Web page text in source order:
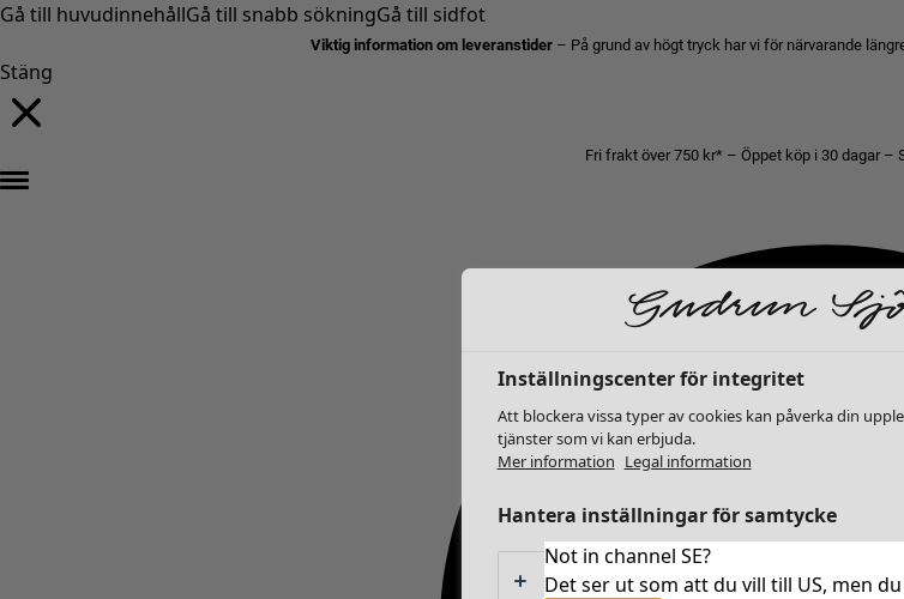
Gå till huvudinnehållGå till snabb sökningGå till sidfot
Viktig information om leveranstider – På grund av högt tryck har vi för närvarande
Stäng
Fri frakt över 750 kr* – Öppet köp i 30 dagar –
Not in channel SE?
Det ser ut som att du vill till US, men
Inställningscenter för integritet
Att blockera vissa typer av cookies kan påverka din
tjänster som vi kan erbjuda.
Mer information Legal information
Hantera inställningar för samtycke
Absolut nödvändiga cookies